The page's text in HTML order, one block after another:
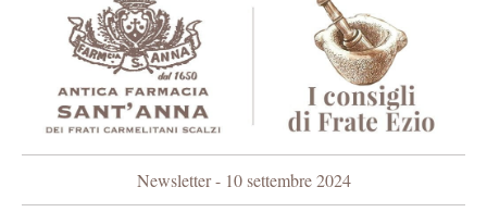
Newsletter - 10 settembre 2024